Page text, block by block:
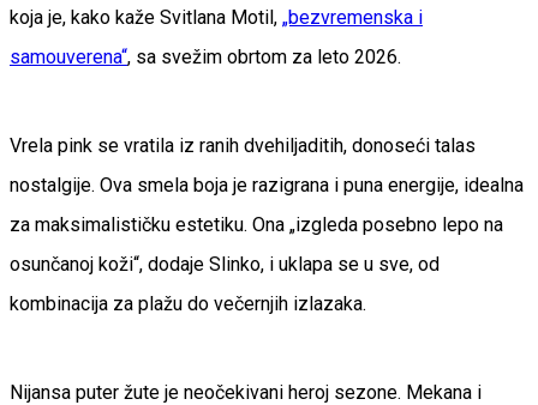
koja je, kako kaže Svitlana Motil, „bezvremenska i
samouverena“, sa svežim obrtom za leto 2026.
Vrela pink se vratila iz ranih dvehiljaditih, donoseći talas
nostalgije. Ova smela boja je razigrana i puna energije, idealna
za maksimalističku estetiku. Ona „izgleda posebno lepo na
osunčanoj koži“, dodaje Slinko, i uklapa se u sve, od
kombinacija za plažu do večernjih izlazaka.
Nijansa puter žute je neočekivani heroj sezone. Mekana i